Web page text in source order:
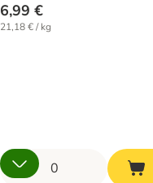
6,99 €
21,18 € / kg